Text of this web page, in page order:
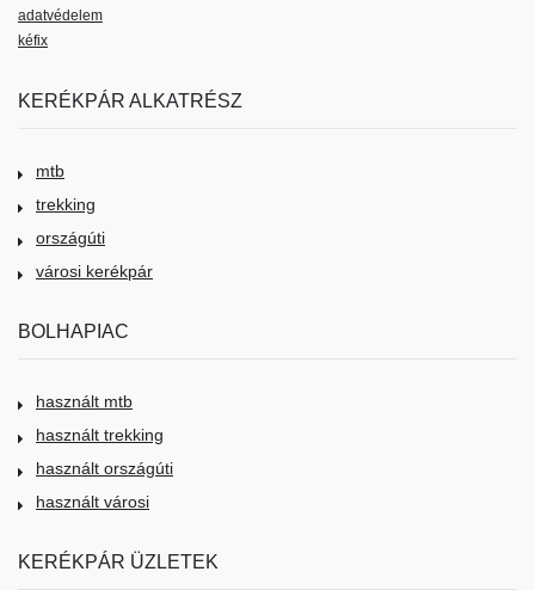
adatvédelem
kéfix
KERÉKPÁR ALKATRÉSZ
mtb
trekking
országúti
városi kerékpár
BOLHAPIAC
használt mtb
használt trekking
használt országúti
használt városi
KERÉKPÁR ÜZLETEK